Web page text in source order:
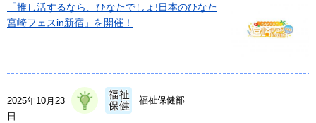
「推し活するなら、ひなたでしょ!日本のひなた
宮崎フェスin新宿」を開催！
2025年10月23
日
福祉保健部